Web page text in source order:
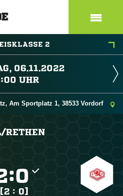
2


Am Sportplatz 1, 38533 Vordorf
​RETHEN
:
[2 : 0]